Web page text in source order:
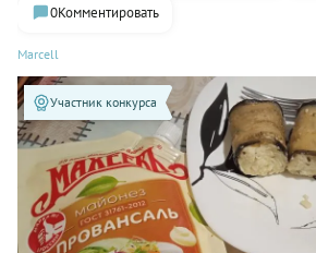
Marcell
0Комментировать
Участник конкурса